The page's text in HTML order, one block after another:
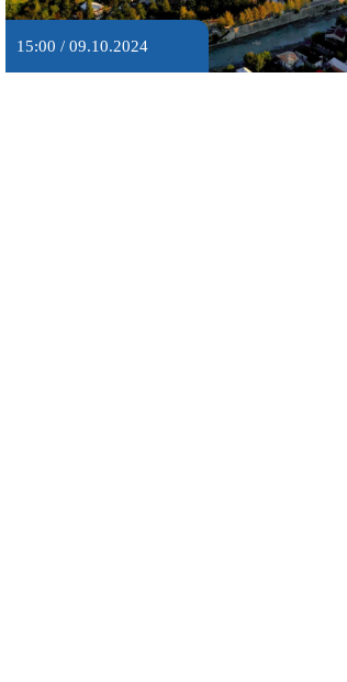
15:00 / 09.10.2024